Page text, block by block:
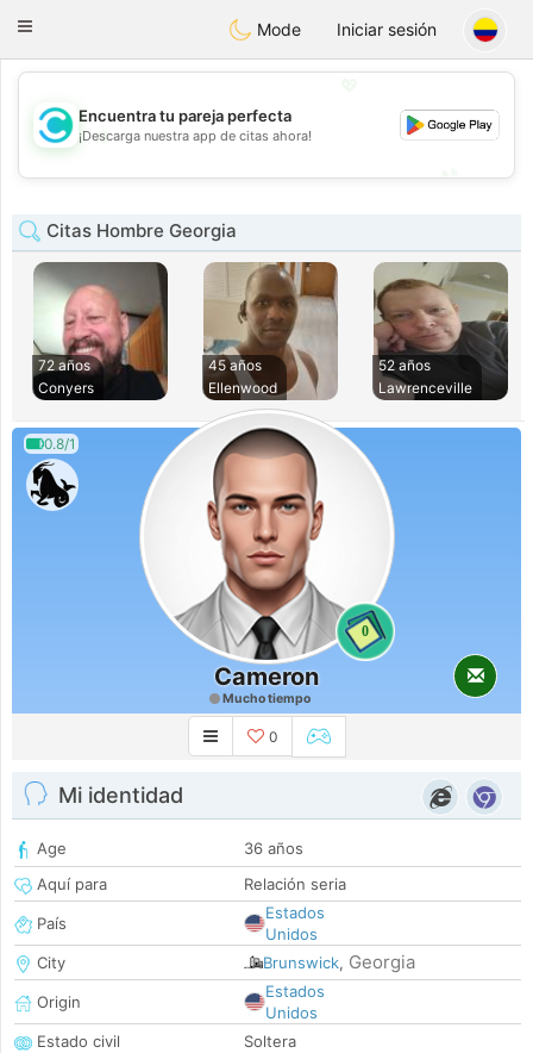
olombiaCitas
Toggle
Mode Iniciar sesión
💖
💕
Encuentra tu pareja perfecta
¡Descarga nuestra app de citas ahora!
Citas Hombre Georgia
72 años
Conyers
45 años
Ellenwood
52 años
Lawrenceville
0.8/1
0
Cameron
Mucho tiempo
0
Mi identidad
Age
36 años
Aquí para
Relación seria
País
Estados
Unidos
City
Brunswick, Georgia
Origin
Estados
Unidos
Estado civil
Soltera